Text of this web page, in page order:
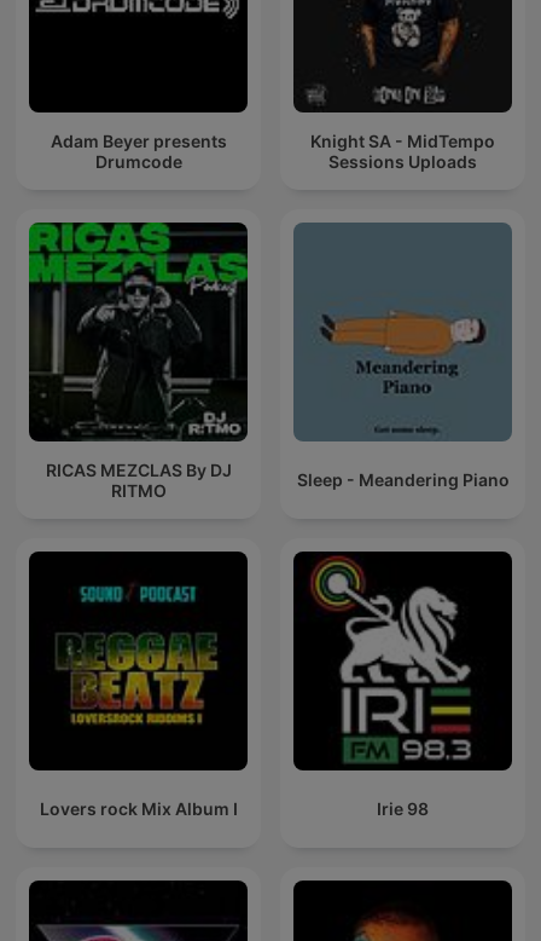
Adam Beyer presents
Drumcode
Knight SA - MidTempo
Sessions Uploads
RICAS MEZCLAS By DJ
RITMO
Sleep - Meandering Piano
Lovers rock Mix Album I Irie 98